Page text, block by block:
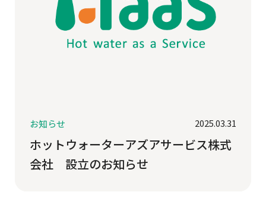
お知らせ 2025.03.31
ホットウォーターアズアサービス株式
会社 設立のお知らせ